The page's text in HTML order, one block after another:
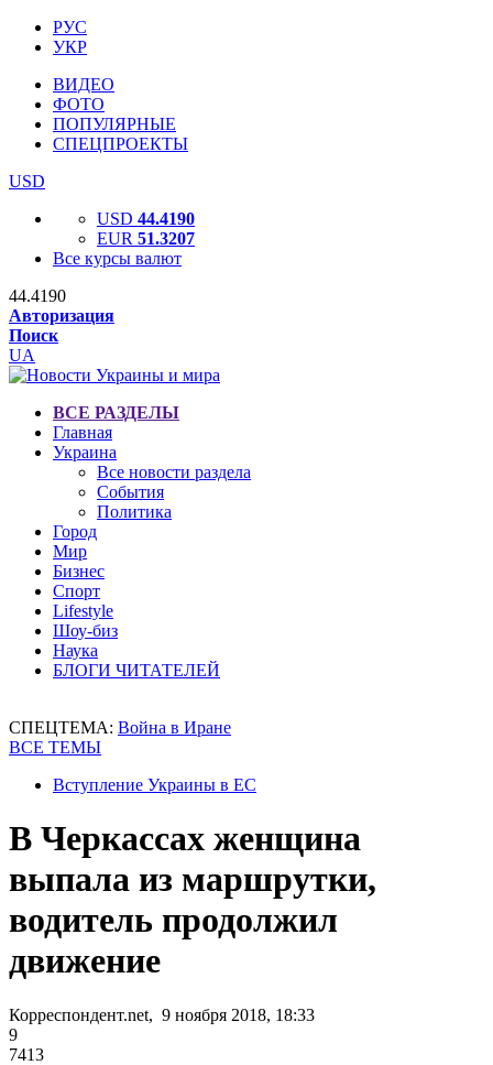
РУС
УКР
ВИДЕО
ФОТО
ПОПУЛЯРНЫЕ
СПЕЦПРОЕКТЫ
USD
USD 44.4190
EUR 51.3207
Все курсы валют
44.4190
Авторизация
Поиск
UA
ВСЕ РАЗДЕЛЫ
Главная
Украина
Все новости раздела
События
Политика
Город
Мир
Бизнес
Спорт
Lifestyle
Шоу-биз
Наука
БЛОГИ ЧИТАТЕЛЕЙ
СПЕЦТЕМА: Война в Иране
ВСЕ ТЕМЫ
Вступление Украины в ЕС
В Черкассах женщина
выпала из маршрутки,
водитель продолжил
движение
Корреспондент.net, 9 ноября 2018, 18:33
9
7413